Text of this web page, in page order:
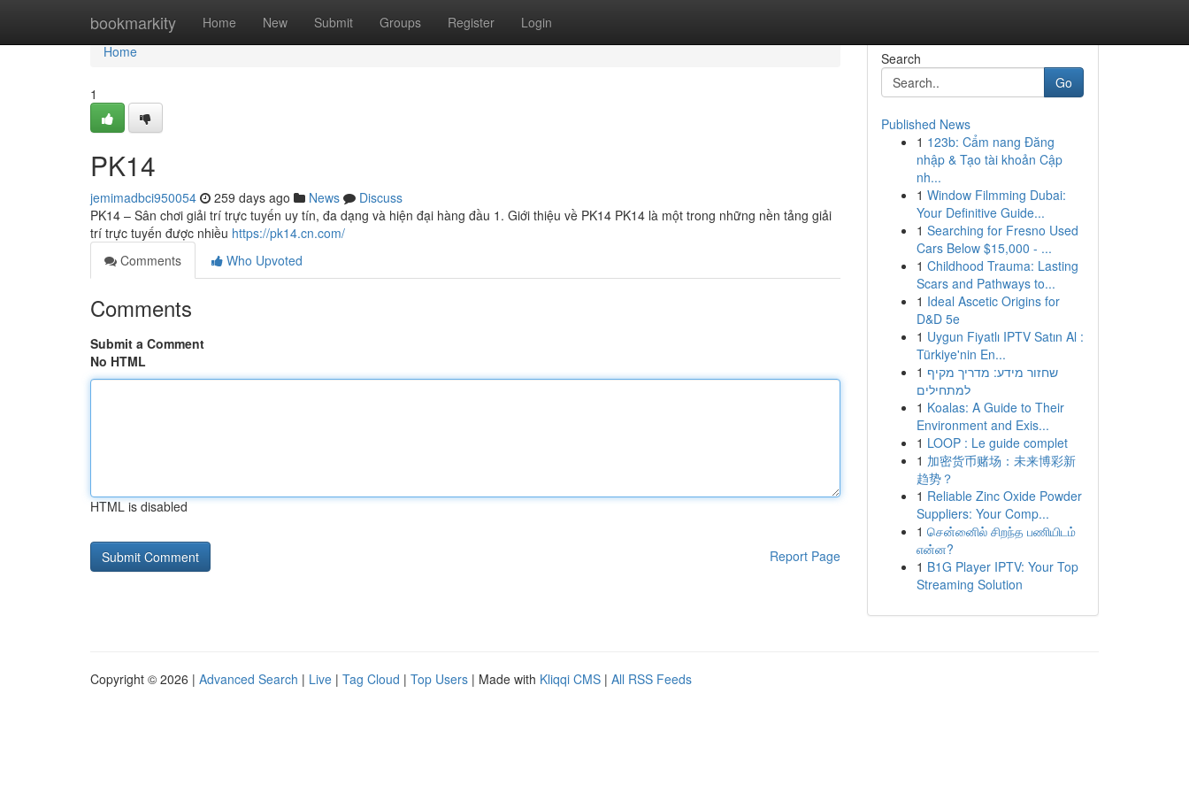
bookmarkity Home New Submit Groups Register Login
Home
Home
1
PK14
jemimadbci950054 259 days ago News
Discuss
PK14 – Sân chơi giải trí trực tuyến uy tín, đa dạng và hiện đại hàng đầu 1. Giới thiệu về PK14 PK14 là một trong những nền tảng giải
trí trực tuyến được nhiều https://pk14.cn.com/
Comments
Who Upvoted
Comments
Submit a Comment
No HTML
HTML is disabled
Report Page
Search
Go
Published News
1 123b: Cẩm nang Đăng
nhập & Tạo tài khoản Cập
nh...
1 Window Filmming Dubai:
Your Definitive Guide...
1 Searching for Fresno Used
Cars Below $15,000 - ...
1 Childhood Trauma: Lasting
Scars and Pathways to...
1 Ideal Ascetic Origins for
D&D 5e
1 Uygun Fiyatlı IPTV Satın Al :
Türkiye'nin En...
1 שחזור מידע: מדריך מקיף
למתחילים
1 Koalas: A Guide to Their
Environment and Exis...
1 LOOP : Le guide complet
1 加密货币赌场：未来博彩新
趋势？
1 Reliable Zinc Oxide Powder
Suppliers: Your Comp...
1 சென்னைில் சிறந்த பணியிடம்
என்ன?
1 B1G Player IPTV: Your Top
Streaming Solution
Copyright © 2026 | Advanced Search | Live | Tag Cloud | Top Users | Made with Kliqqi CMS | All RSS Feeds